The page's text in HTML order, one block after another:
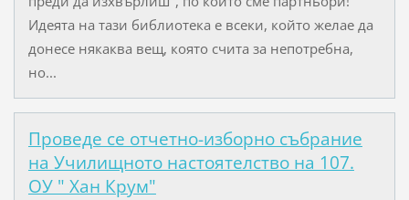
Идеята на тази библиотека е всеки, който желае да
донесе някаква вещ, която счита за непотребна,
но...
Проведе се отчетно-изборно събрание
на Училищното настоятелство на 107.
ОУ " Хан Крум"